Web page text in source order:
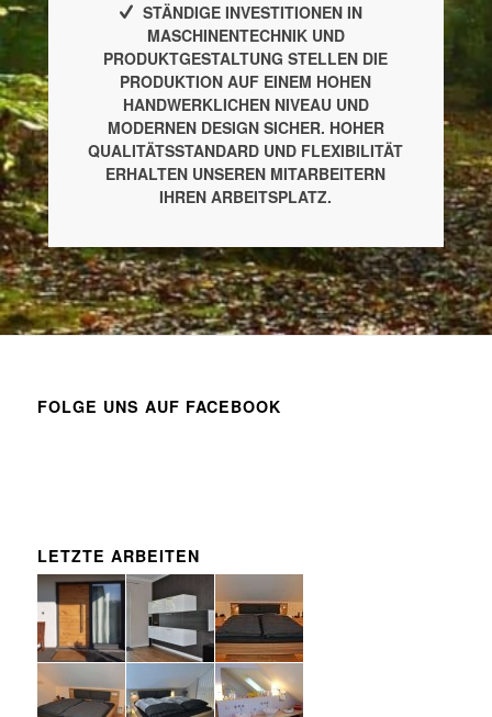
STÄNDIGE INVESTITIONEN IN
MASCHINENTECHNIK UND
PRODUKTGESTALTUNG STELLEN DIE
PRODUKTION AUF EINEM HOHEN
HANDWERKLICHEN NIVEAU UND
MODERNEN DESIGN SICHER. HOHER
QUALITÄTSSTANDARD UND FLEXIBILITÄT
ERHALTEN UNSEREN MITARBEITERN
IHREN ARBEITSPLATZ.
FOLGE UNS AUF FACEBOOK
LETZTE ARBEITEN